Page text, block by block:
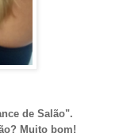
de Salão".
Muito bom!